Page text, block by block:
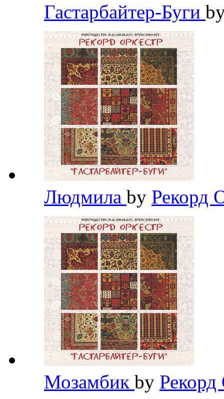
Гастарбайтер-Буги
Людмила by Рекорд
Мозамбик by